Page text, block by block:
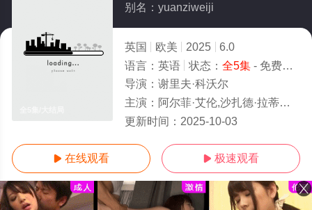
别名：yuanziweiji
英国 欧美 2025
6.0
语言： 英语 状态： 全5集- 免费在线观看
导演： 谢里夫·科沃尔
主演： 阿尔菲·艾伦,沙扎德·拉蒂夫,萨米拉·威利
更新时间： 2025-10-03
 在线观看  极速观看